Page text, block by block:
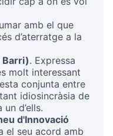
amb el que
d’aterratge a la
Barri). Expressa
molt interessant
conjunta entre
idiosincràsia de
d’ells.
d'Innovació
el seu acord amb